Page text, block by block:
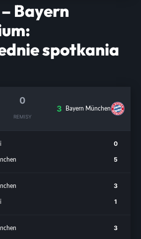
Bayern
spotkania
0
REMISY
3 Bayern München
0
5
3
1
3